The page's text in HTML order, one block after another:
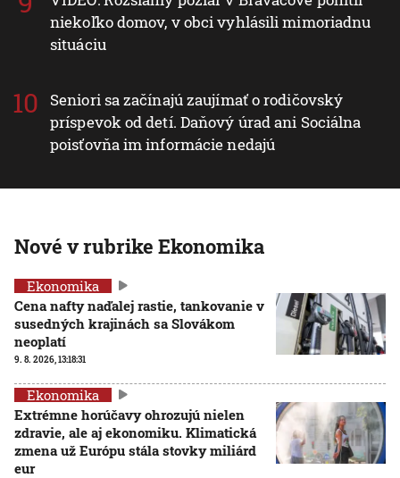
niekoľko domov, v obci vyhlásili mimoriadnu
situáciu
Seniori sa začínajú zaujímať o rodičovský
príspevok od detí. Daňový úrad ani Sociálna
poisťovňa im informácie nedajú
Nové v rubrike Ekonomika
Ekonomika
Cena nafty naďalej rastie, tankovanie v
susedných krajinách sa Slovákom
neoplatí
9. 8. 2026, 13:18:31
Ekonomika
Extrémne horúčavy ohrozujú nielen
zdravie, ale aj ekonomiku. Klimatická
zmena už Európu stála stovky miliárd
eur